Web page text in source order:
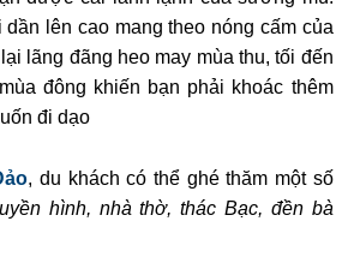
lên cao mang theo nóng cấm của
lãng đãng heo may mùa thu, tối đến
đông khiến bạn phải khoác thêm
đi dạo
, du khách có thể ghé thăm một số
hình, nhà thờ, thác Bạc, đền bà